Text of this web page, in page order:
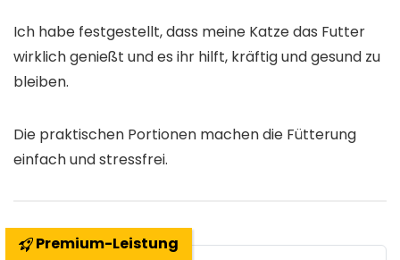
Ich habe festgestellt, dass meine Katze das Futter
wirklich genießt und es ihr hilft, kräftig und gesund zu
bleiben.
Die praktischen Portionen machen die Fütterung
einfach und stressfrei.
Premium-Leistung